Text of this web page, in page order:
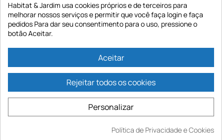
Comprar
https://www.habitatejardim.pt é um site da empresa GECODIS SA com um
capital de 187.203,29€, 32 Rue de Paradis - PARIS 75010 (FRANÇA). A
GECODIS.SA criada em 11/04/1998 é uma subsidiária da ODAYA ​​​​​​HOLDING com
um capital de 2.750.640,00 EURO.
TODAS AS NOSSAS PROMOÇÕES SÃO VÁLIDAS ENQUANTO ESTOQUE
Habitat & Jardim usa cookies próprios e de terceiros para
melhorar nossos serviços e permitir que você faça login e faça
pedidos Para dar seu consentimento para o uso, pressione o
botão Aceitar.
Aceitar
Rejeitar todos os cookies
Personalizar
Política de Privacidade e Cookies